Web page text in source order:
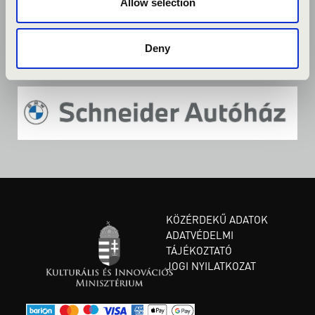
Deny
KÖZÉRDEKŰ ADATOK
ADATVÉDELMI
TÁJÉKOZTATÓ
JOGI NYILATKOZAT